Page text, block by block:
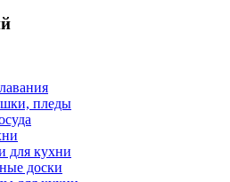
пледы
для кухни
доски